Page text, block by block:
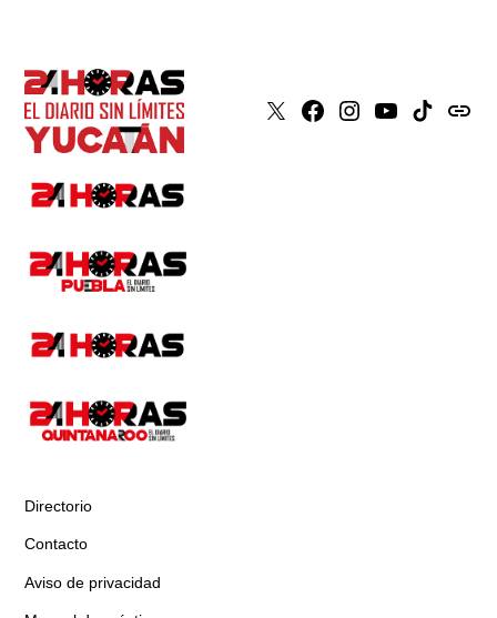
X Faceboook
Instagram
YoutubeTiktokissuu
Directorio
Contacto
Aviso de privacidad